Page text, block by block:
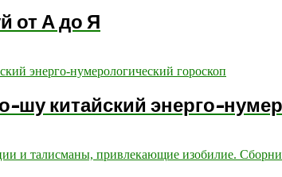
от А до Я
шу китайский энерго-